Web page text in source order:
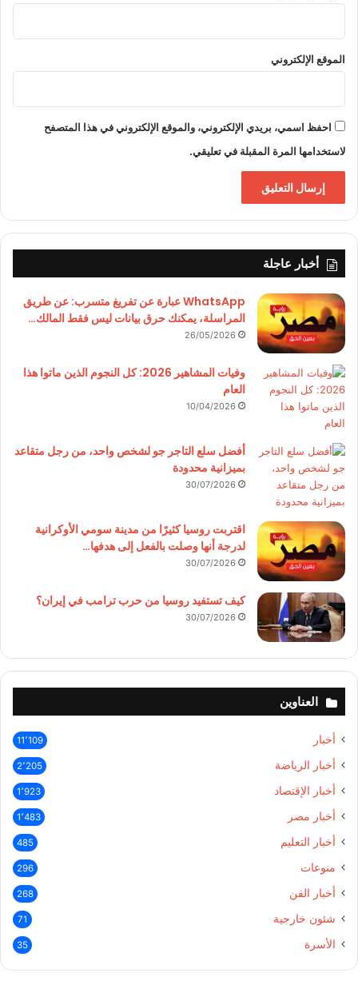
الموقع الإلكتروني
احفظ اسمي، بريدي الإلكتروني، والموقع الإلكتروني في هذا المتصفح
لاستخدامها المرة المقبلة في تعليقي.
أخبار عاجلة
WhatsApp عبارة عن تفريغ متسرب: عن طريق
المراسلة، يمكنك حرق بيانات ليس فقط المالك…
26/05/2026
وفيات المشاهير 2026: كل النجوم الذين ماتوا هذا
العام
10/04/2026
أفضل سلع التاجر جو لشخص واحد، من رجل متقاعد
بميزانية محدودة
30/07/2026
اقتربت روسيا كثيرًا من مدينة سومي الأوكرانية
لدرجة أنها وصلت بالفعل إلى هدفها…
30/07/2026
كيف تستفيد روسيا من حرب ترامب في إيران؟
30/07/2026
العناوين
أخبار 11٬109
أخبار الرياضة 2٬205
أخبار الإقتصاد 1٬923
أخبار مصر 1٬483
أخبار التعليم 485
منوعات 296
أخبار الفن 268
شئون خارجية 71
الأسرة 35